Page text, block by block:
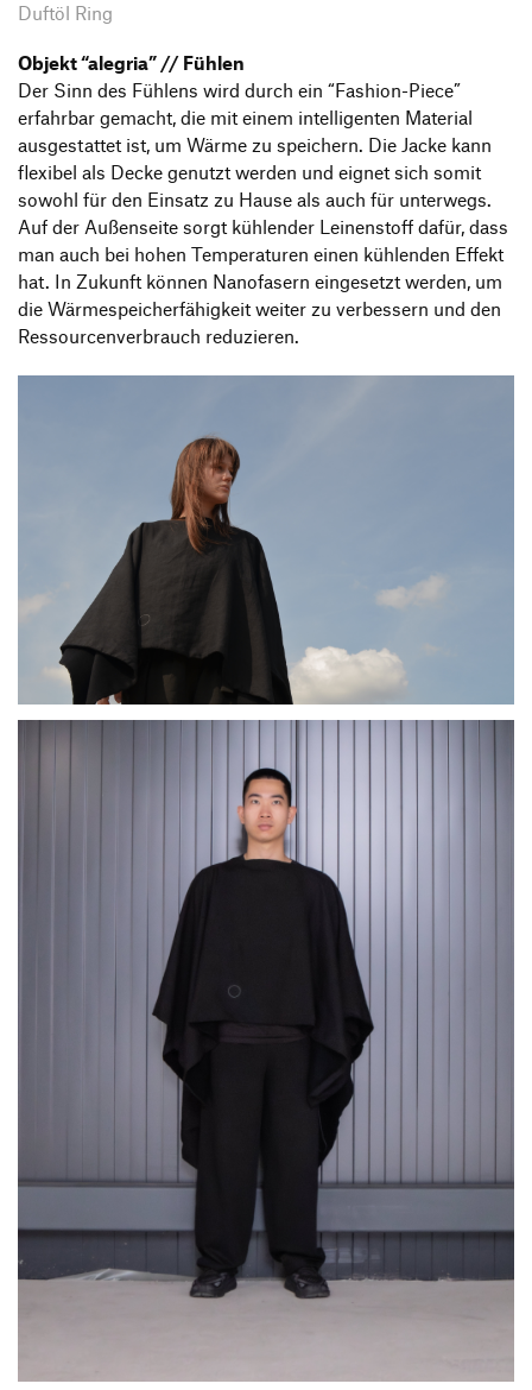
Duftöl Ring
Objekt “alegria” // Fühlen
Der Sinn des Fühlens wird durch ein “Fashion-Piece”
erfahrbar gemacht, die mit einem intelligenten Material
ausgestattet ist, um Wärme zu speichern. Die Jacke kann
flexibel als Decke genutzt werden und eignet sich somit
sowohl für den Einsatz zu Hause als auch für unterwegs.
Auf der Außenseite sorgt kühlender Leinenstoff dafür, dass
man auch bei hohen Temperaturen einen kühlenden Effekt
hat. In Zukunft können Nanofasern eingesetzt werden, um
die Wärmespeicherfähigkeit weiter zu verbessern und den
Ressourcenverbrauch reduzieren.